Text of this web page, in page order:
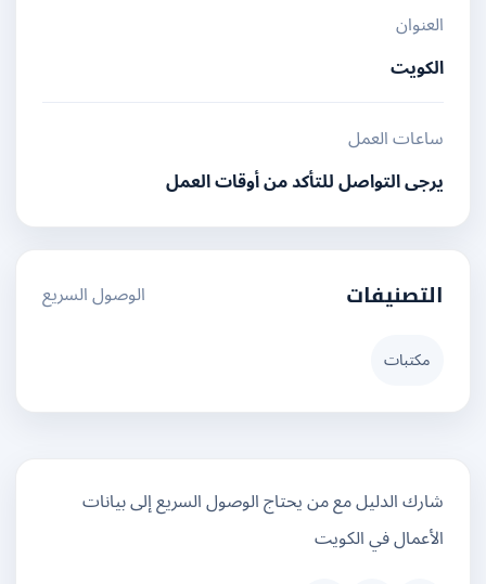
العنوان
الكويت
ساعات العمل
يرجى التواصل للتأكد من أوقات العمل
التصنيفات الوصول السريع
مكتبات
شارك الدليل مع من يحتاج الوصول السريع إلى بيانات
الأعمال في الكويت